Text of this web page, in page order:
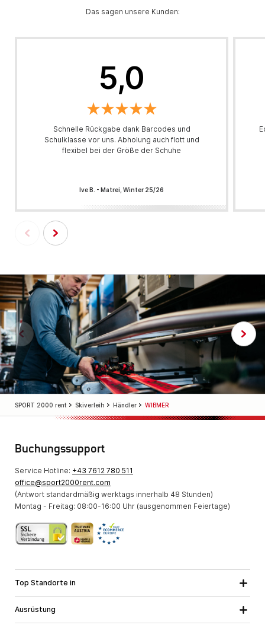
Das sagen unsere Kunden:
5,0
Schnelle Rückgabe dank Barcodes und
Schulklasse vor uns. Abholung auch flott und
flexibel bei der Größe der Schuhe
Ive B. - Matrei, Winter 25/26
SPORT 2000 rent Skiverleih Händler WIBMER
Buchungssupport
Service Hotline: +43 7612 780 511
office@sport2000rent.com
(Antwort standardmäßig werktags innerhalb 48 Stunden)
Montag - Freitag: 08:00-16:00 Uhr (ausgenommen Feiertage)
Top Standorte in
Ausrüstung